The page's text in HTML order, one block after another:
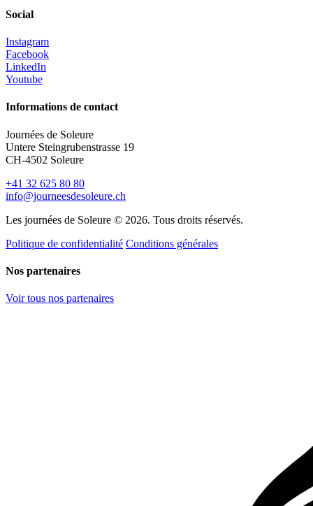
Social
Instagram
Facebook
LinkedIn
Youtube
Informations de contact
Journées de Soleure
Untere Steingrubenstrasse 19
CH-4502 Soleure
+41 32 625 80 80
info@journeesdesoleure.ch
Les journées de Soleure © 2026. Tous droits réservés.
Politique de confidentialité Conditions générales
Nos partenaires
Voir tous nos partenaires